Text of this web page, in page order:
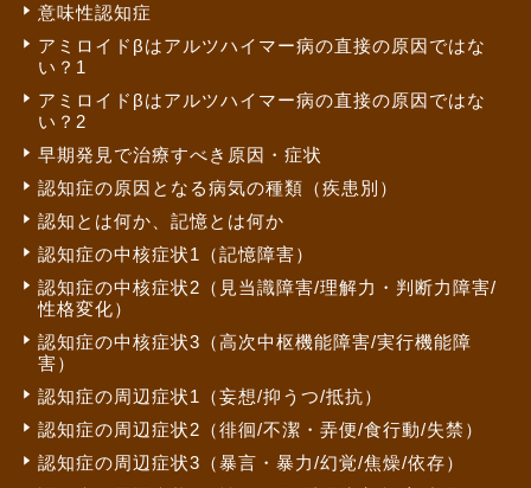
意味性認知症
アミロイドβはアルツハイマー病の直接の原因ではな
い？1
アミロイドβはアルツハイマー病の直接の原因ではな
い？2
早期発見で治療すべき原因・症状
認知症の原因となる病気の種類（疾患別）
認知とは何か、記憶とは何か
認知症の中核症状1（記憶障害）
認知症の中核症状2（見当識障害/理解力・判断力障害/
性格変化）
認知症の中核症状3（高次中枢機能障害/実行機能障
害）
認知症の周辺症状1（妄想/抑うつ/抵抗）
認知症の周辺症状2（徘徊/不潔・弄便/食行動/失禁）
認知症の周辺症状3（暴言・暴力/幻覚/焦燥/依存）